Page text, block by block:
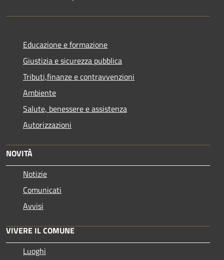
Educazione e formazione
Giustizia e sicurezza pubblica
Tributi,finanze e contravvenzioni
Ambiente
Salute, benessere e assistenza
Autorizzazioni
NOVITÀ
Notizie
Comunicati
Avvisi
VIVERE IL COMUNE
Luoghi